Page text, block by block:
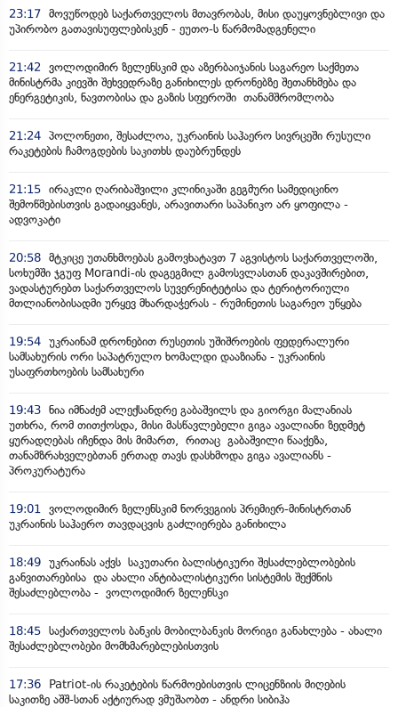
23:17 მოვუწოდებ საქართველოს მთავრობას, მისი დაუყოვნებლივი და
უპირობო გათავისუფლებისკენ - ეუთო-ს წარმომადგენელი
21:42
ვოლოდიმირ ზელენსკიმ და აზერბაიჯანის საგარეო საქმეთა
მინისტრმა კიევში შეხვედრაზე განიხილეს დრონებზე შეთანხმება და
ენერგეტიკის, ნავთობისა და გაზის სფეროში თანამშრომლობა
21:24 პოლონეთი, შესაძლოა, უკრაინის საჰაერო სივრცეში რუსული
რაკეტების ჩამოგდების საკითხს დაუბრუნდეს
21:15 ირაკლი ღარიბაშვილი კლინიკაში გეგმური სამედიცინო
შემოწმებისთვის გადაიყვანეს, არავითარი საპანიკო არ ყოფილა -
ადვოკატი
20:58 მტკიცე უთანხმოებას გამოვხატავთ 7 აგვისტოს საქართველოში,
სოხუმში ჯგუფ Morandi-ის დაგეგმილ გამოსვლასთან დაკავშირებით,
ვადასტურებთ საქართველოს სუვერენიტეტისა და ტერიტორიული
მთლიანობისადმი ურყევ მხარდაჭერას - რუმინეთის საგარეო უწყება
19:54 უკრაინამ დრონებით რუსეთის უშიშროების ფედერალური
სამსახურის ორი საპატრულო ხომალდი დააზიანა - უკრაინის
უსაფრთხოების სამსახური
19:43 ნია იმნაძემ ალექსანდრე გაბაშვილს და გიორგი მალანიას
უთხრა, რომ თითქოსდა, მისი მასწავლებელი გიგა ავალიანი ზედმეტ
ყურადღებას იჩენდა მის მიმართ, რითაც გაბაშვილი წააქეზა,
თანამზრახველებთან ერთად თავს დასხმოდა გიგა ავალიანს -
პროკურატურა
19:01
ვოლოდიმირ ზელენსკიმ ნორვეგიის პრემიერ-მინისტრთან
უკრაინის საჰაერო თავდაცვის გაძლიერება განიხილა
18:49 უკრაინას აქვს საკუთარი ბალისტიკური შესაძლებლობების
განვითარებისა და ახალი ანტიბალისტიკური სისტემის შექმნის
შესაძლებლობა - ვოლოდიმირ ზელენსკი
18:45 საქართველოს ბანკის მობილბანკის მორიგი განახლება - ახალი
შესაძლებლობები მომხმარებლებისთვის
17:36
Patriot-ის რაკეტების წარმოებისთვის ლიცენზიის მიღების
საკითზე აშშ-სთან აქტიურად ვმუშაობთ - ანდრი სიბიჰა